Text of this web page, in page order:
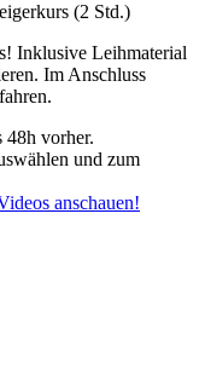
(2 Std.)
Inklusive Leihmaterial
Im Anschluss
48h vorher.
und zum
anschauen!